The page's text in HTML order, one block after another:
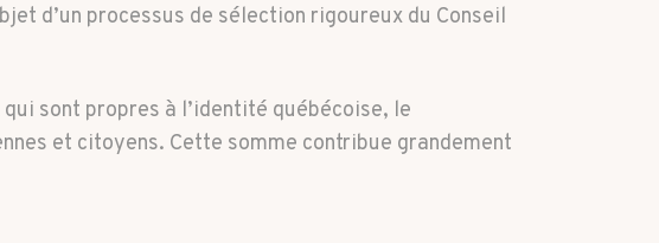
d’un processus de sélection rigoureux du Conseil
sont propres à l’identité québécoise, le
et citoyens. Cette somme contribue grandement